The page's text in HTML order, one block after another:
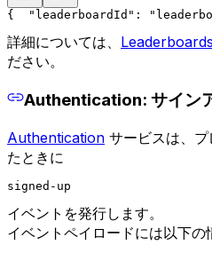
{
"leaderboardId":
詳細については、
ださい。
Authentication: サイン
Authentication サービスは、
たときに
signed-up
イベントを発行します。
イベントペイロードには以下の